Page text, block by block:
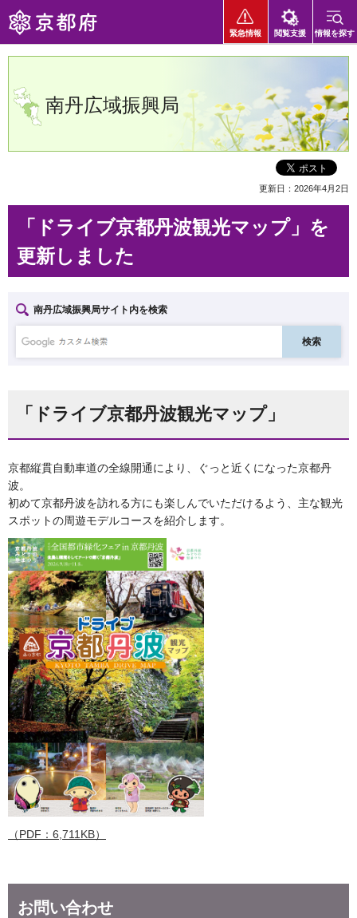
京都府
緊急情報 閲覧支援 情報を探す
南丹広域振興局
更新日：2026年4月2日
「ドライブ京都丹波観光マップ」を
更新しました
南丹広域振興局サイト内を検索
「ドライブ京都丹波観光マップ」
京都縦貫自動車道の全線開通により、ぐっと近くになった京都丹
波。
初めて京都丹波を訪れる方にも楽しんでいただけるよう、主な観光
スポットの周遊モデルコースを紹介します。
（PDF：6,711KB）
お問い合わせ